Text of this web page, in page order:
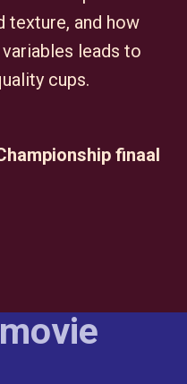
texture, and how
leads to
cups.
finaal